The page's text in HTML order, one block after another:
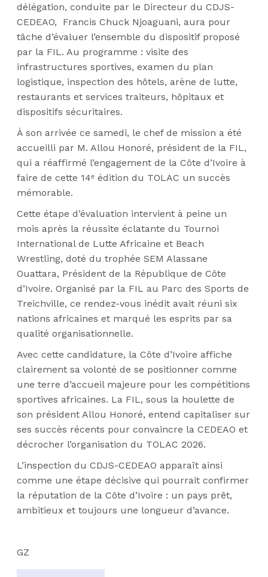
délégation, conduite par le Directeur du CDJS-
CEDEAO,
Francis Chuck Njoaguani, aura pour
tâche d’évaluer l’ensemble du dispositif proposé
par la FIL. Au programme : visite des
infrastructures sportives, examen du plan
logistique, inspection des hôtels, arène de lutte,
restaurants et services traiteurs, hôpitaux et
dispositifs sécuritaires.
À son arrivée ce samedi, le chef de mission a été
accueilli par M. Allou Honoré, président de la FIL,
qui a réaffirmé l’engagement de la Côte d’Ivoire à
faire de cette 14ᵉ édition du TOLAC un succès
mémorable.
Cette étape d’évaluation intervient à peine un
mois après la réussite éclatante du Tournoi
International de Lutte Africaine et Beach
Wrestling, doté du trophée SEM Alassane
Ouattara, Président de la République de Côte
d’Ivoire. Organisé par la FIL au Parc des Sports de
Treichville, ce rendez-vous inédit avait réuni six
nations africaines et marqué les esprits par sa
qualité organisationnelle.
Avec cette candidature, la Côte d’Ivoire affiche
clairement sa volonté de se positionner comme
une terre d’accueil majeure pour les compétitions
sportives africaines. La FIL, sous la houlette de
son président Allou Honoré, entend capitaliser sur
ses succès récents pour convaincre la CEDEAO et
décrocher l’organisation du TOLAC 2026.
L’inspection du CDJS-CEDEAO apparaît ainsi
comme une étape décisive qui pourrait confirmer
la réputation de la Côte d’Ivoire : un pays prêt,
ambitieux et toujours une longueur d’avance.
GZ